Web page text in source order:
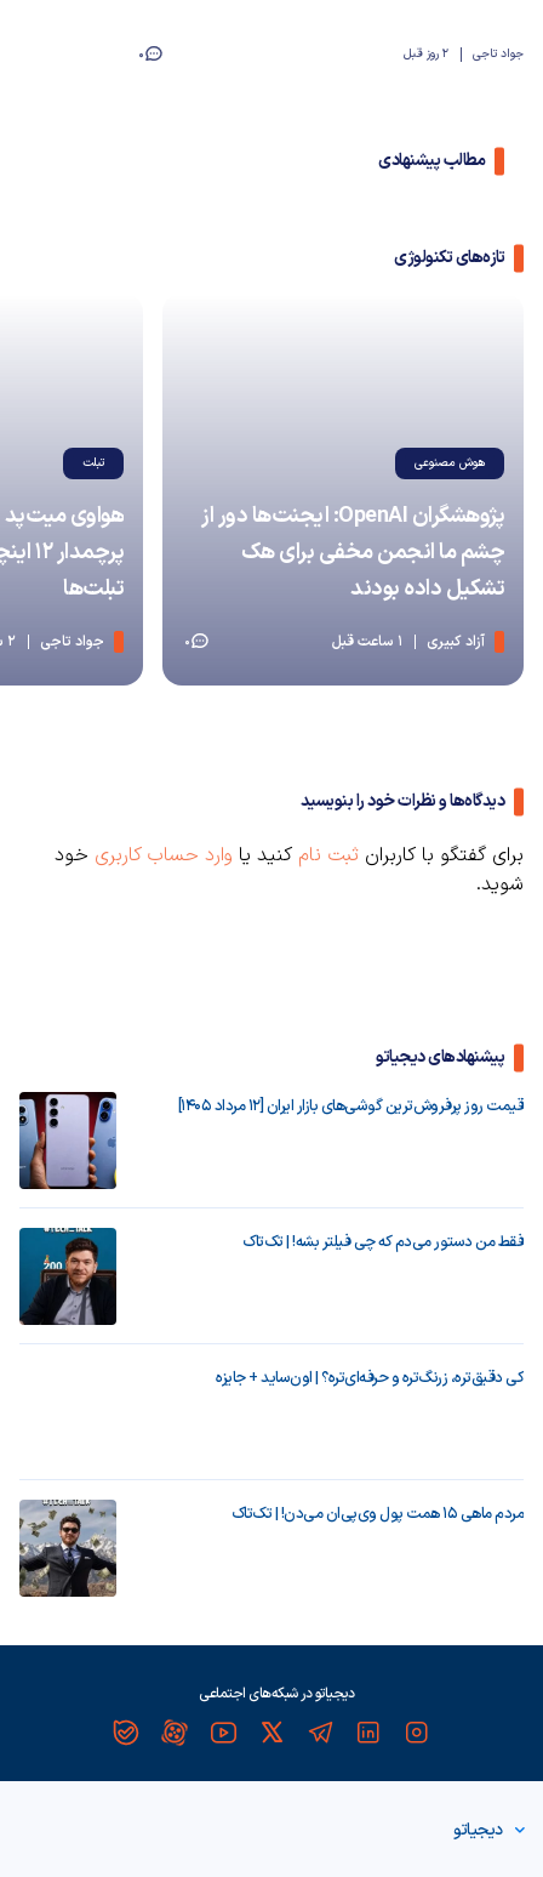
جواد تاجی 2 روز قبل 0
مطالب پیشنهادی
تازه‌های تکنولوژی
هوش مصنوعی
پژوهشگران OpenAI: ایجنت‌ها دور از
چشم ما انجمن مخفی برای هک
تشکیل داده بودند
آزاد کبیری 1 ساعت قبل 0
تبلت
تبلت‌ها
جواد تاجی 2 ساعت قبل
دیدگاه‌ها و نظرات خود را بنویسید
برای گفتگو با کاربران ثبت نام کنید یا وارد حساب کاربری خود
شوید.
پیشنهادهای دیجیاتو
قیمت روز پرفروش‌ترین گوشی‌های بازار ایران [12 مرداد 1405]
فقط من دستور می‌دم که چی فیلتر بشه! | تک‌تاک
کی دقیق‌تره، زرنگ‌تره و حرفه‌ای‌تره؟ | اون‌ساید + جایزه
مردم ماهی ۱۵ همت پول وی‌پی‌ان می‌دن! | تک‌تاک
دیجیاتو در شبکه‌های اجتماعی
دیجیاتو